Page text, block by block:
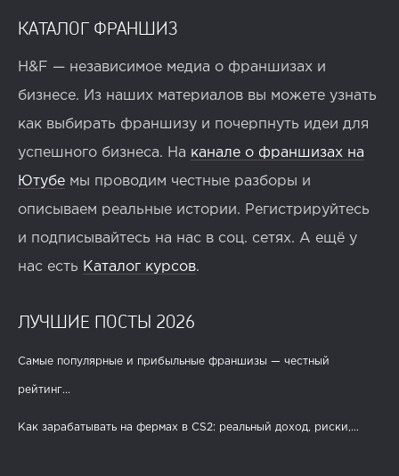
КАТАЛОГ ФРАНШИЗ
H&F — независимое медиа о франшизах и
бизнесе. Из наших материалов вы можете узнать
как выбирать франшизу и почерпнуть идеи для
успешного бизнеса. На канале о франшизах на
Ютубе мы проводим честные разборы и
описываем реальные истории. Регистрируйтесь
и подписывайтесь на нас в соц. сетях. А ещё у
нас есть Каталог курсов.
ЛУЧШИЕ ПОСТЫ 2026
Самые популярные и прибыльные франшизы — честный
рейтинг...
Как зарабатывать на фермах в CS2: реальный доход, риски,...